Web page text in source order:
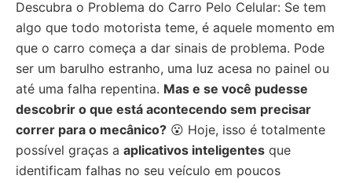
Descubra o Problema do Carro Pelo Celular: Se tem
algo que todo motorista teme, é aquele momento em
que o carro começa a dar sinais de problema. Pode
ser um barulho estranho, uma luz acesa no painel ou
até uma falha repentina. Mas e se você pudesse
descobrir o que está acontecendo sem precisar
correr para o mecânico? 😮 Hoje, isso é totalmente
possível graças a aplicativos inteligentes que
identificam falhas no seu veículo em poucos